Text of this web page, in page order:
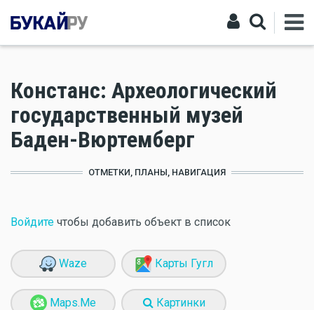
Констанс: Археологический
государственный музей
Баден-Вюртемберг
ОТМЕТКИ, ПЛАНЫ, НАВИГАЦИЯ
Войдите чтобы добавить объект в список
Waze Карты Гугл
Maps.Me Картинки